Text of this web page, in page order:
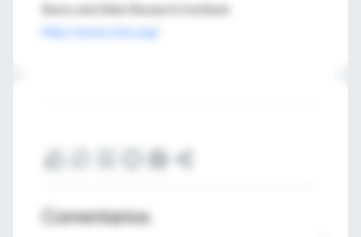
Burns and Allen Research Institute
http://www.cshs.org/
Comentarios